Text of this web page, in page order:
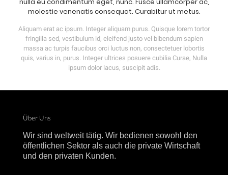
molestie venenatis consequat. Curabitur ut metus.
Aliquam erat ac ipsum. Integer aliquam purus. Quisque lorem tortor
fringilla sed, vestibulum id, eleifend justo vel bibendum sapien
massa ac turpis faucibus orci luctus non, consectetuer lobortis
quis, varius in, purus. Integer ultrices posuere cubilia Curae, Nulla
ipsum dolor lacus, suscipit adis.
Über Uns
Wir sind weltweit tätig. Wir bedienen sowohl den
öffentlichen Sektor als auch die private Wirtschaft
und den privaten Kunden.